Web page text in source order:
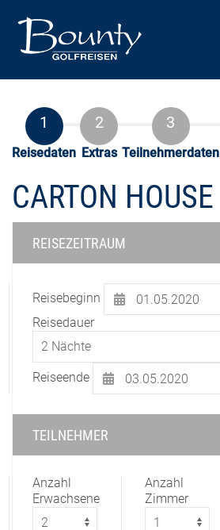
Reisedaten Extras Teilnehmerdaten
CARTON HOUSE
REISEZEITRAUM
Reisebeginn
Reisedauer
Reiseende
TEILNEHMER
Anzahl
Erwachsene
Anzahl
Zimmer